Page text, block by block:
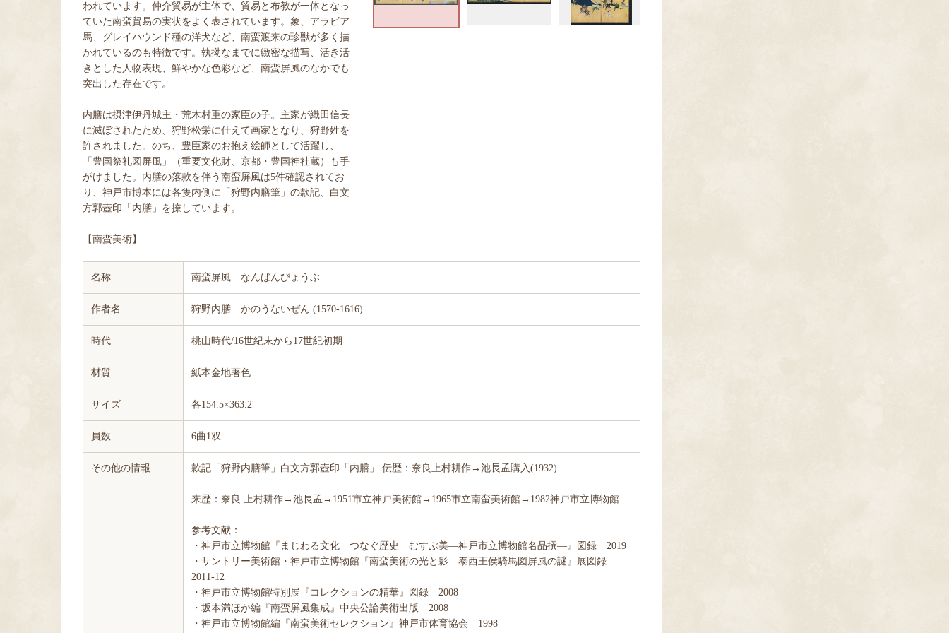
われています。仲介貿易が主体で、貿易と布教が一体となっ
ていた南蛮貿易の実状をよく表されています。象、アラビア
馬、グレイハウンド種の洋犬など、南蛮渡来の珍獣が多く描
かれているのも特徴です。執拗なまでに緻密な描写、活き活
きとした人物表現、鮮やかな色彩など、南蛮屏風のなかでも
突出した存在です。
内膳は摂津伊丹城主・荒木村重の家臣の子。主家が織田信長
に滅ぼされたため、狩野松栄に仕えて画家となり、狩野姓を
許されました。のち、豊臣家のお抱え絵師として活躍し、
「豊国祭礼図屏風」（重要文化財、京都・豊国神社蔵）も手
がけました。内膳の落款を伴う南蛮屏風は5件確認されてお
り、神戸市博本には各隻内側に「狩野内膳筆」の款記、白文
方郭壺印「内膳」を捺しています。
【南蛮美術】
名称 南蛮屏風 なんばんびょうぶ
作者名 狩野内膳 かのうないぜん (1570-1616)
時代 桃山時代/16世紀末から17世紀初期
材質 紙本金地著色
サイズ 各154.5×363.2
員数 6曲1双
その他の情報 款記「狩野内膳筆」白文方郭壺印「内膳」 伝歴：奈良上村耕作→池長孟購入(1932)
来歴：奈良 上村耕作→池長孟→1951市立神戸美術館→1965市立南蛮美術館→1982神戸市立博物館
参考文献：
・神戸市立博物館『まじわる文化 つなぐ歴史 むすぶ美―神戸市立博物館名品撰―』図録 2019
・サントリー美術館・神戸市立博物館『南蛮美術の光と影 泰西王侯騎馬図屏風の謎』展図録
2011-12
・神戸市立博物館特別展『コレクションの精華』図録 2008
・坂本満ほか編『南蛮屏風集成』中央公論美術出版 2008
・神戸市立博物館編『南蛮美術セレクション』神戸市体育協会 1998